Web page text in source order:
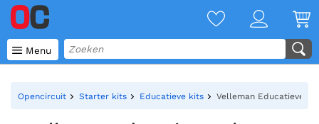
 Menu
Opencircuit Starter kits Educatieve kits Velleman Educatieve